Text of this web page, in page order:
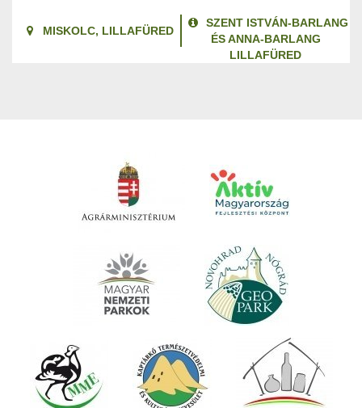
MISKOLC, LILLAFÜRED
SZENT ISTVÁN-BARLANG
ÉS ANNA-BARLANG
LILLAFÜRED